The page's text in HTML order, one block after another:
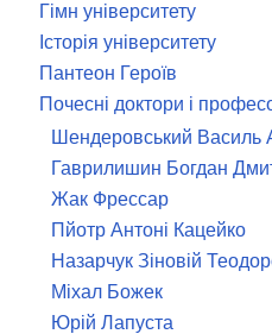
Гімн університету
Історія університету
Пантеон Героїв
Почесні доктори і
Шендеровський Василь
Гаврилишин Богдан
Жак Фрессар
Пйотр Антоні Кацейко
Назарчук Зіновій
Міхал Божек
Юрій Лапуста